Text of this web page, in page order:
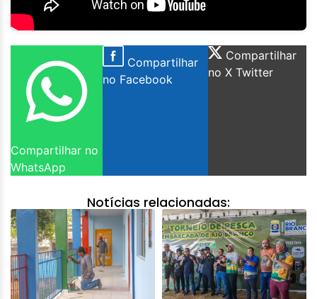
Compartilhar no
WhatsApp
Compartilhar
no Facebook
Compartilhar
no X Twitter
Notícias relacionadas: